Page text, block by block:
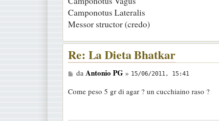
Camponotus Lateralis
Messor structor (credo)
Re: La Dieta Bhatkar
M
s
a
da Antonio PG» 15/06/2011, 15:41
Come peso 5 gr di agar ? un cucchiaino raso ?